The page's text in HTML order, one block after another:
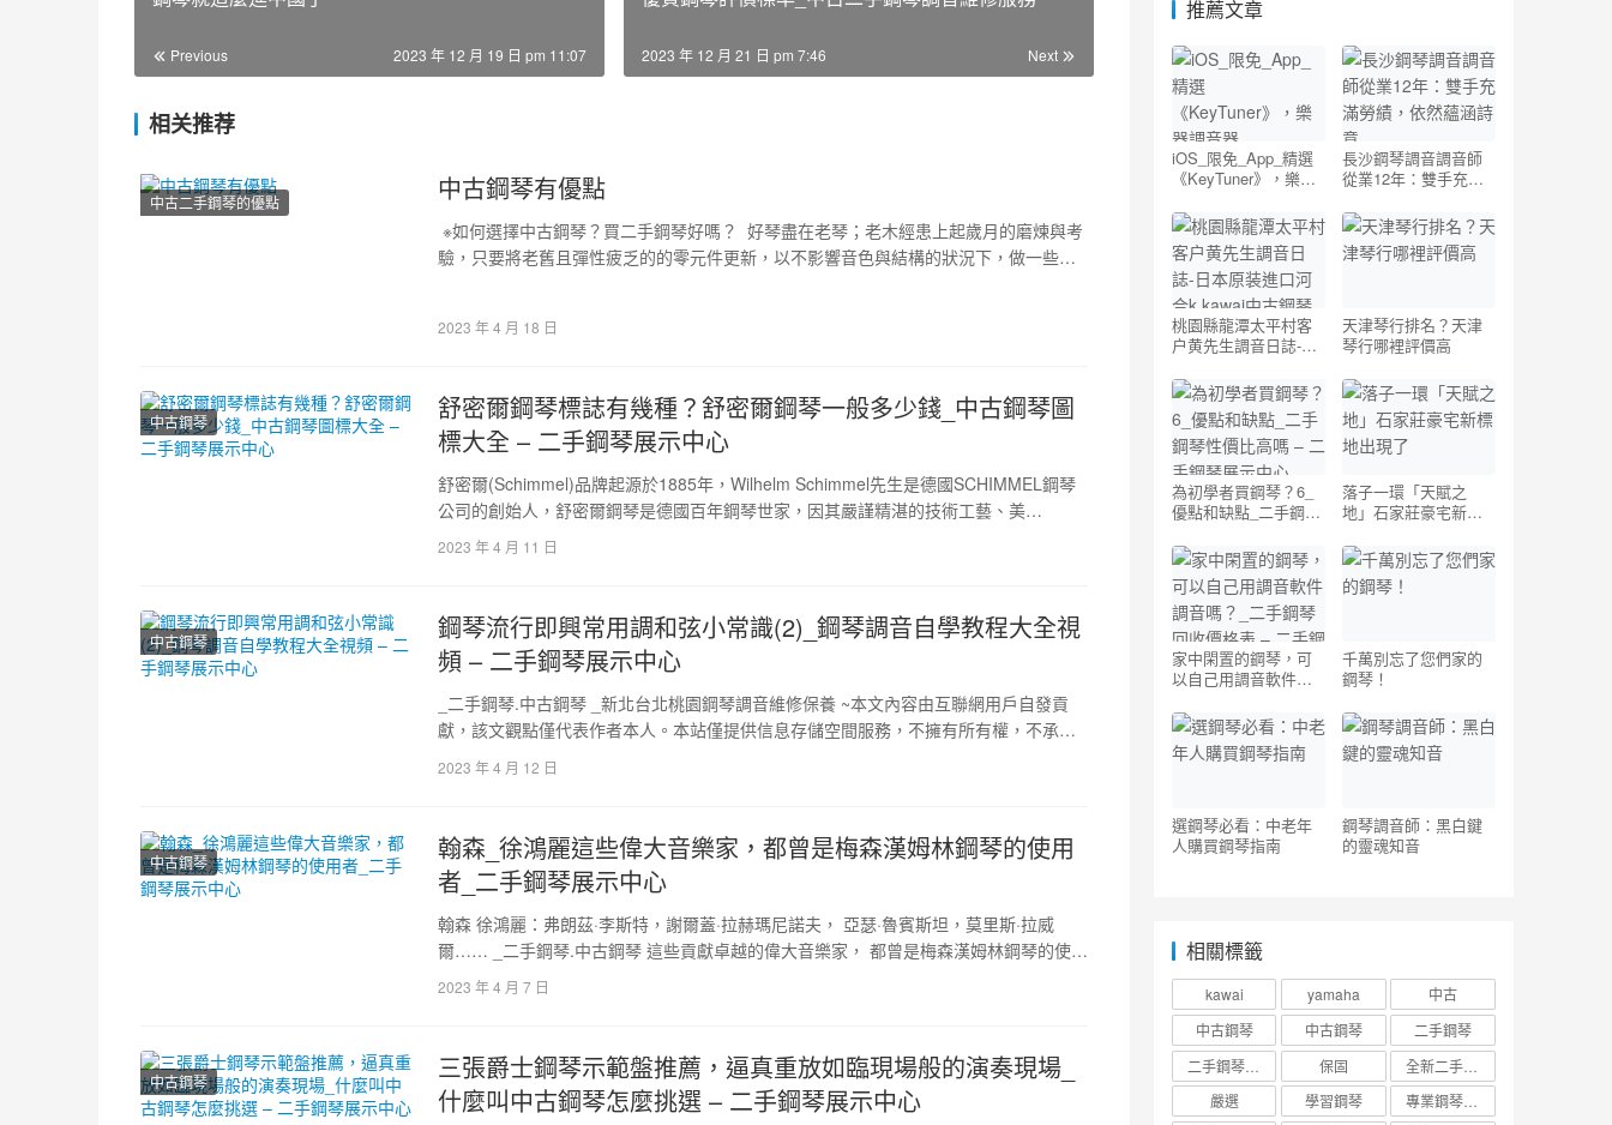
Previous 2023 年 12 月 19 日 pm 11:07 Next
2023 年 12 月 21 日 pm 7:46
相关推荐
中古二手鋼琴的優點 中古鋼琴有優點
※如何選擇中古鋼琴？買二手鋼琴好嗎？ 好琴盡在老琴；老木經患上起歲月的磨煉與考
驗，只要將老舊且彈性疲乏的的零元件更新，以不影響音色與結構的狀況下，做一些調
2023 年 4 月 18 日
中古鋼琴
舒密爾鋼琴標誌有幾種？舒密爾鋼琴一般多少錢_中古鋼琴圖
標大全 – 二手鋼琴展示中心
舒密爾(Schimmel)品牌起源於1885年，Wilhelm Schimmel先生是德國SCHIMMEL鋼琴
公司的創始人，舒密爾鋼琴是德國百年鋼琴世家，因其嚴謹精湛的技術工藝、美…
2023 年 4 月 11 日
中古鋼琴
鋼琴流行即興常用調和弦小常識(2)_鋼琴調音自學教程大全視
頻 – 二手鋼琴展示中心
_二手鋼琴.中古鋼琴 _新北台北桃園鋼琴調音維修保養 ~本文內容由互聯網用戶自發貢
獻，該文觀點僅代表作者本人。本站僅提供信息存儲空間服務，不擁有所有權，不承擔
相關法律責任。如發現本…
2023 年 4 月 12 日
中古鋼琴
翰森_徐鴻麗這些偉大音樂家，都曾是梅森漢姆林鋼琴的使用
者_二手鋼琴展示中心
翰森 徐鴻麗：弗朗茲·李斯特，謝爾蓋·拉赫瑪尼諾夫， 亞瑟·魯賓斯坦，莫里斯·拉威
爾…… _二手鋼琴.中古鋼琴 這些貢獻卓越的偉大音樂家， 都曾是梅森漢姆林鋼琴的使用
者， _新北台…
2023 年 4 月 7 日
中古鋼琴
三張爵士鋼琴示範盤推薦，逼真重放如臨現場般的演奏現場_
什麼叫中古鋼琴怎麼挑選 – 二手鋼琴展示中心
推薦文章
iOS_限免_App_精選
《KeyTuner》，樂器
鋼琴調音app蘋果手機
– 二手鋼琴展示中心
長沙鋼琴調音調音師
從業12年：雙手充滿
桃園縣龍潭太平村客
户黄先生調音日誌-日
k.kawai中古鋼琴
天津琴行排名？天津
琴行哪裡評價高
為初學者買鋼琴？6_
優點和缺點_二手鋼琴
琴展示中心
落子一環「天賦之
地」石家莊豪宅新標
家中閑置的鋼琴，可
以自己用調音軟件調
價格表 – 二手鋼琴展
示中心
千萬別忘了您們家的
鋼琴！
選鋼琴必看：中老年
人購買鋼琴指南
鋼琴調音師：黑白鍵
的靈魂知音
相關標籤
kawai yamaha
中古
中古鋼琴
中古鋼琴
二手鋼琴
保固
嚴選
學習鋼琴